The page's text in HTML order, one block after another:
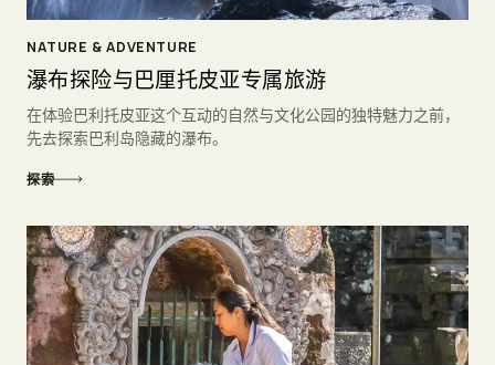
NATURE & ADVENTURE
瀑布探险与巴厘托皮亚专属旅游
在体验巴利托皮亚这个互动的自然与文化公园的独特魅力之前，
先去探索巴利岛隐藏的瀑布。
探索